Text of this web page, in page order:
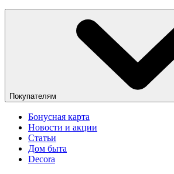
Покупателям
Бонусная карта
Новости и акции
Статьи
Дом быта
Decora